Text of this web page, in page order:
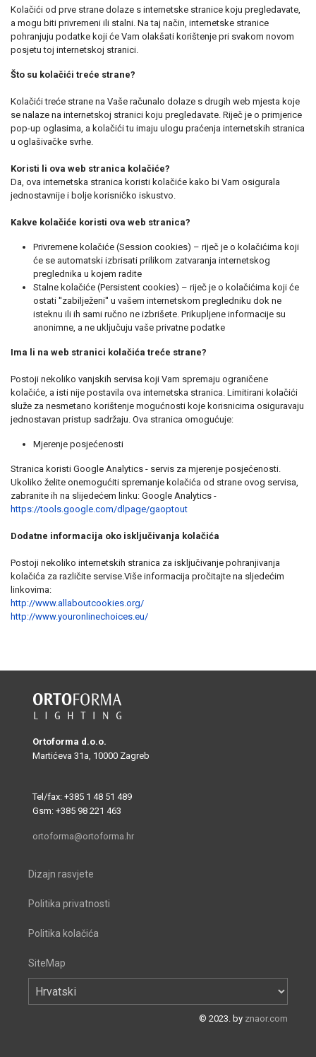
Kolačići od prve strane dolaze s internetske stranice koju pregledavate,
a mogu biti privremeni ili stalni. Na taj način, internetske stranice
pohranjuju podatke koji će Vam olakšati korištenje pri svakom novom
posjetu toj internetskoj stranici.
Što su kolačići treće strane?
Kolačići treće strane na Vaše računalo dolaze s drugih web mjesta koje
se nalaze na internetskoj stranici koju pregledavate. Riječ je o primjerice
pop-up oglasima, a kolačići tu imaju ulogu praćenja internetskih stranica
u oglašivačke svrhe.
Koristi li ova web stranica kolačiće?
Da, ova internetska stranica koristi kolačiće kako bi Vam osigurala
jednostavnije i bolje korisničko iskustvo.
Kakve kolačiće koristi ova web stranica?
Privremene kolačiće (Session cookies) – riječ je o kolačićima koji
će se automatski izbrisati prilikom zatvaranja internetskog
preglednika u kojem radite
Stalne kolačiće (Persistent cookies) – riječ je o kolačićima koji će
ostati ''zabilježeni'' u vašem internetskom pregledniku dok ne
isteknu ili ih sami ručno ne izbrišete. Prikupljene informacije su
anonimne, a ne uključuju vaše privatne podatke
Ima li na web stranici kolačića treće strane?
Postoji nekoliko vanjskih servisa koji Vam spremaju ograničene
kolačiće, a isti nije postavila ova internetska stranica. Limitirani kolačići
služe za nesmetano korištenje mogućnosti koje korisnicima osiguravaju
jednostavan pristup sadržaju. Ova stranica omogućuje:
Mjerenje posjećenosti
Stranica koristi Google Analytics - servis za mjerenje posjećenosti.
Ukoliko želite onemogućiti spremanje kolačića od strane ovog servisa,
zabranite ih na slijedećem linku: Google Analytics -
https://tools.google.com/dlpage/gaoptout
Dodatne informacija oko isključivanja kolačića
Postoji nekoliko internetskih stranica za isključivanje pohranjivanja
kolačića za različite servise.Više informacija pročitajte na sljedećim
linkovima:
http://www.allaboutcookies.org/
http://www.youronlinechoices.eu/
Ortoforma d.o.o.
Martićeva 31a, 10000 Zagreb
Tel/fax: +385 1 48 51 489
Gsm: +385 98 221 463
ortoforma@ortoforma.hr
Dizajn rasvjete
Politika privatnosti
Politika kolačića
SiteMap
© 2023. by znaor.com